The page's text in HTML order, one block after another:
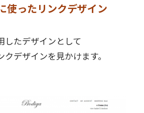
使ったリンクデザイン
したデザインとして
デザインを見かけます。